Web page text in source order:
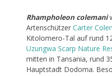
Rhampholeon colemani
Artenschützer Carter
Kitolomero-Tal auf rund
Uzungwa Scarp Nature
mitten in Tansania, rund
Hauptstadt Dodoma.